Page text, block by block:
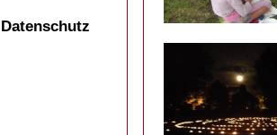
Datenschutz